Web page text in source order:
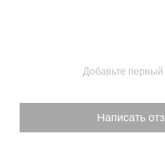
Добавьте первый
Написать